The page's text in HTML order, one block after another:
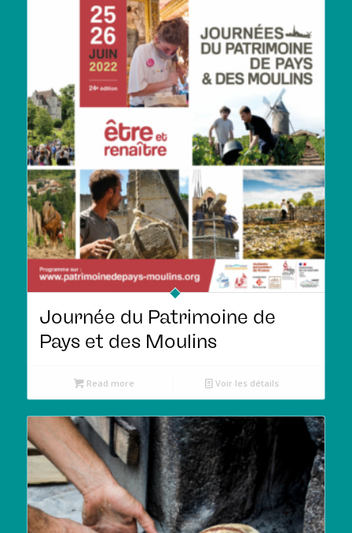
Journée du Patrimoine de
Pays et des Moulins
Read more Voir les détails